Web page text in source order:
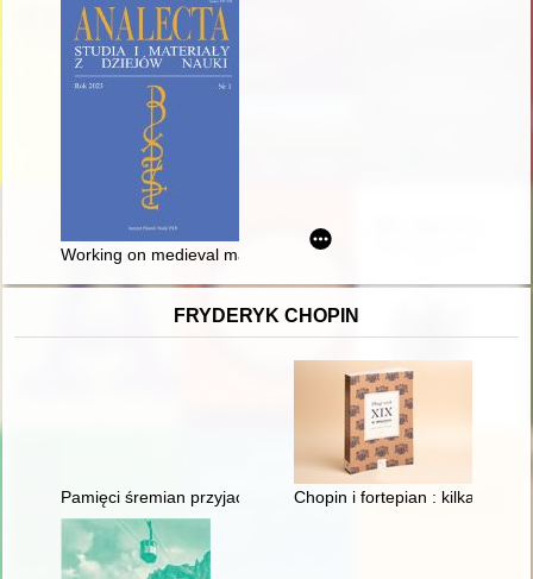
Working on medieval manuscripts in the 19th century : letter
FRYDERYK CHOPIN
Pamięci śremian przyjaciół Fryderyka Chopina oraz
Chopin i fortepian : kilka uwag